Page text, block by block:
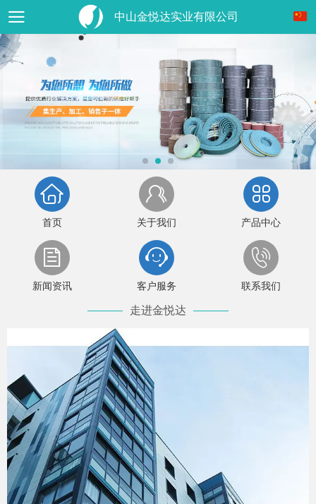
中山金悦达实业有限公司
首页 关于我们 产品中心
新闻资讯 客户服务 联系我们
走进金悦达